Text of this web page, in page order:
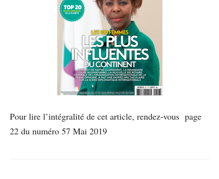
Pour lire l’intégralité de cet article, rendez-vous page
22 du numéro 57 Mai 2019